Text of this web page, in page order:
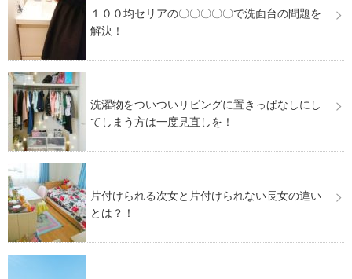
１００均セリアの〇〇〇〇〇で洗面台の問題を
解決！
洗濯物をついついリビングに置きっぱなしにし
てしまう方は一度見直しを！
片付けられる次女と片付けられない長女の違い
とは？！